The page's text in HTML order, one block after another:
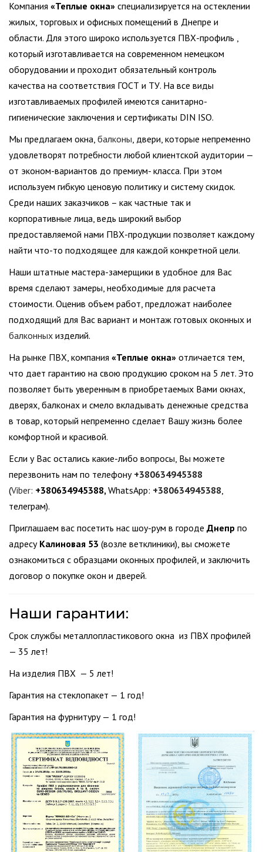
Компания «Теплые окна» специализируется на остеклении
жилых, торговых и офисных помещений в Днепре и
области. Для этого широко используется ПВХ-профиль ,
который изготавливается на современном немецком
оборудовании и проходит обязательный контроль
качества на соответствия ГОСТ и ТУ. На все виды
изготавливаемых профилей имеются санитарно-
гигиенические заключения и сертификаты DIN ISO.
Мы предлагаем окна, балконы , двери, которые непременно
удовлетворят потребности любой клиентской аудитории —
от эконом-вариантов до премиум- класса. При этом
используем гибкую ценовую политику и систему скидок.
Среди наших заказчиков – как частные так и
корпоративные лица, ведь широкий выбор
предоставляемой нами ПВХ-продукции позволяет каждому
найти что-то подходящее для каждой конкретной цели.
Наши штатные мастера-замерщики в удобное для Вас
время сделают замеры, необходимые для расчета
стоимости. Оценив объем работ, предложат наиболее
подходящий для Вас вариант и монтаж готовых оконных и
балконных изделий.
На рынке ПВХ, компания «Теплые окна» отличается тем,
что дает гарантию на свою продукцию сроком на 5 лет. Это
позволяет быть уверенным в приобретаемых Вами окнах,
дверях, балконах и смело вкладывать денежные средства
в товар, который непременно сделает Вашу жизнь более
комфортной и красивой.
Если у Вас остались какие-либо вопросы, Вы можете
перезвонить нам по телефону +380634945388
(Viber: +380634945388, WhatsApp: +380634945388
телеграм).
Приглашаем вас посетить нас шоу-рум в городе Днепр по
адресу Калиновая 53 (возле ветклиники), вы сможете
ознакомиться с образцами оконных профилей, и заключить
договор о покупке окон и дверей.
Наши гарантии:
Срок службы металлопластикового окна из ПВХ профилей
— 35 лет!
На изделия ПВХ — 5 лет!
Гарантия на стеклопакет — 1 год!
Гарантия на фурнитуру — 1 год!